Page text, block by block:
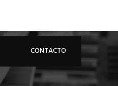
CONTACTO